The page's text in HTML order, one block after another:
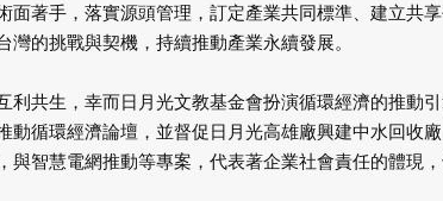
面著手，落實源頭管理，訂定產業共同標準、建立共
的挑戰與契機，持續推動產業永續發展。
利共生，幸而日月光文教基金會扮演循環經濟的推動
動循環經濟論壇，並督促日月光高雄廠興建中水回收
與智慧電網推動等專案，代表著企業社會責任的體現